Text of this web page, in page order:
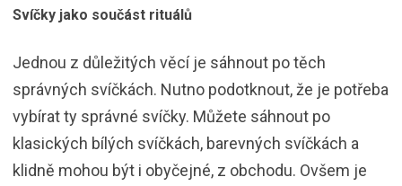
Svíčky jako součást rituálů
Jednou z důležitých věcí je sáhnout po těch
správných svíčkách. Nutno podotknout, že je potřeba
vybírat ty správné svíčky. Můžete sáhnout po
klasických bílých svíčkách, barevných svíčkách a
klidně mohou být i obyčejné, z obchodu. Ovšem je